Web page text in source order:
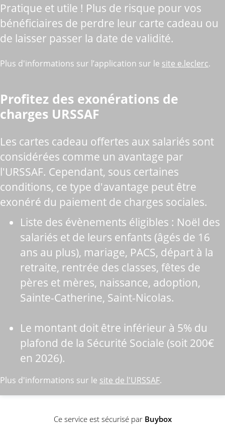
Pratique et utile ! Plus de risque pour vos
bénéficiaires de perdre leur carte cadeau ou
de laisser passer la date de validité.
Plus d'informations sur l’application sur le site e.leclerc.
Profitez des exonérations de
charges URSSAF
Les cartes cadeau offertes aux salariés sont
considérées comme un avantage par
l'URSSAF. Cependant, sous certaines
conditions, ce type d'avantage peut être
exonéré du paiement de charges sociales.
Liste des évènements éligibles : Noël des
salariés et de leurs enfants (âgés de 16
ans au plus), mariage, PACS, départ à la
retraite, rentrée des classes, fêtes de
pères et mères, naissance, adoption,
Sainte-Catherine, Saint-Nicolas.
Le montant doit être inférieur à 5% du
plafond de la Sécurité Sociale (soit 200€
en 2026).
Plus d'informations sur le site de l'URSSAF.
Ce service est sécurisé par Buybox